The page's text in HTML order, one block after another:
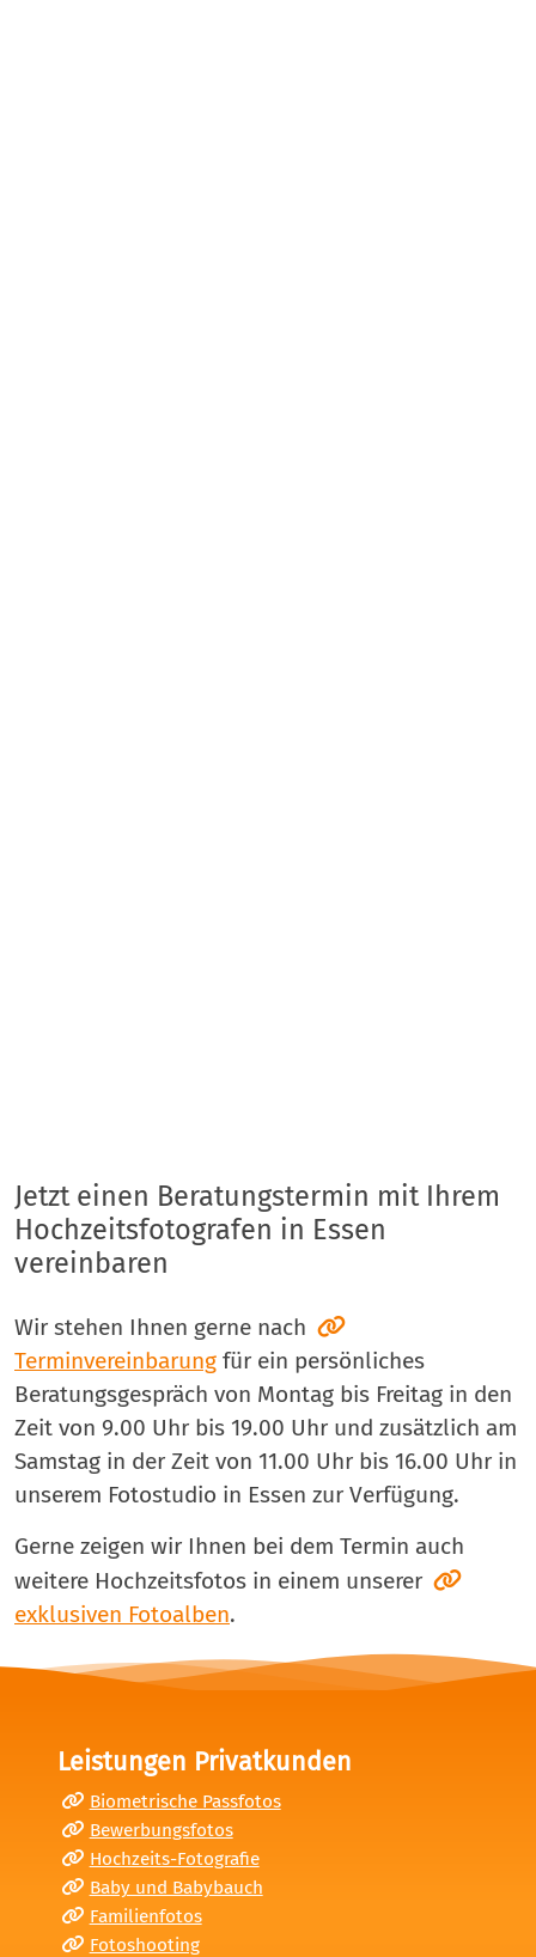
Jetzt einen Beratungstermin mit Ihrem
Hochzeitsfotografen in Essen
vereinbaren
Wir stehen Ihnen gerne nach
Terminvereinbarung für ein persönliches
Beratungsgespräch von Montag bis Freitag in den
Zeit von 9.00 Uhr bis 19.00 Uhr und zusätzlich am
Samstag in der Zeit von 11.00 Uhr bis 16.00 Uhr in
unserem Fotostudio in Essen zur Verfügung.
Gerne zeigen wir Ihnen bei dem Termin auch
weitere Hochzeitsfotos in einem unserer
exklusiven Fotoalben.
Leistungen Privatkunden
Biometrische Passfotos
Bewerbungsfotos
Hochzeits-Fotografie
Baby und Babybauch
Familienfotos
Fotoshooting